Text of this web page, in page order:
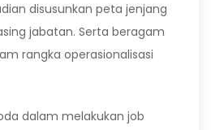
disusunkan peta jenjang
jabatan. Serta beragam
rangka operasionalisasi
dalam melakukan job